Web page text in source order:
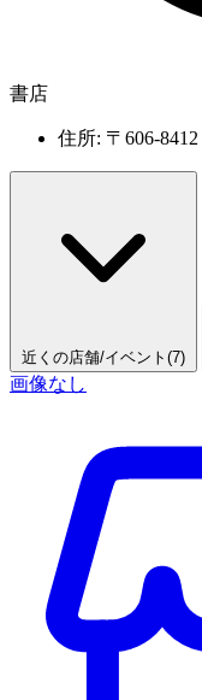
書店
住所: 〒606-
近くの店舗/イベント(7)
画像なし